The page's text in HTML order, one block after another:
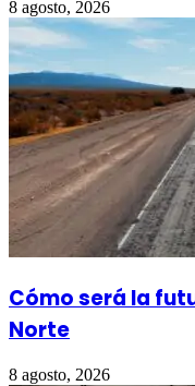
8 agosto, 2026
Cómo será la
Norte
8 agosto, 2026